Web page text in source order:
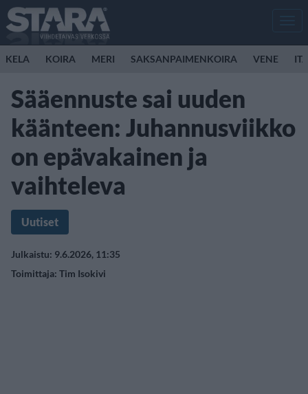
KELA KOIRA MERI SAKSANPAIMENKOIRA VENE
Sääennuste sai uuden
käänteen: Juhannusviikko
on epävakainen ja
vaihteleva
Uutiset
Julkaistu: 9.6.2026, 11:35
Toimittaja: Tim Isokivi